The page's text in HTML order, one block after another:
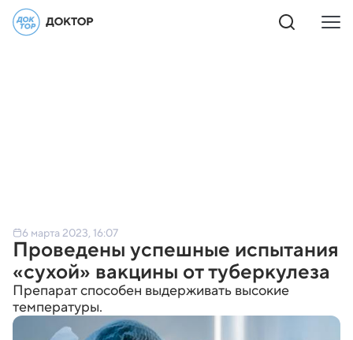
6 марта 2023, 16:07
Проведены успешные испытания
«сухой» вакцины от туберкулеза
Препарат способен выдерживать высокие
температуры.